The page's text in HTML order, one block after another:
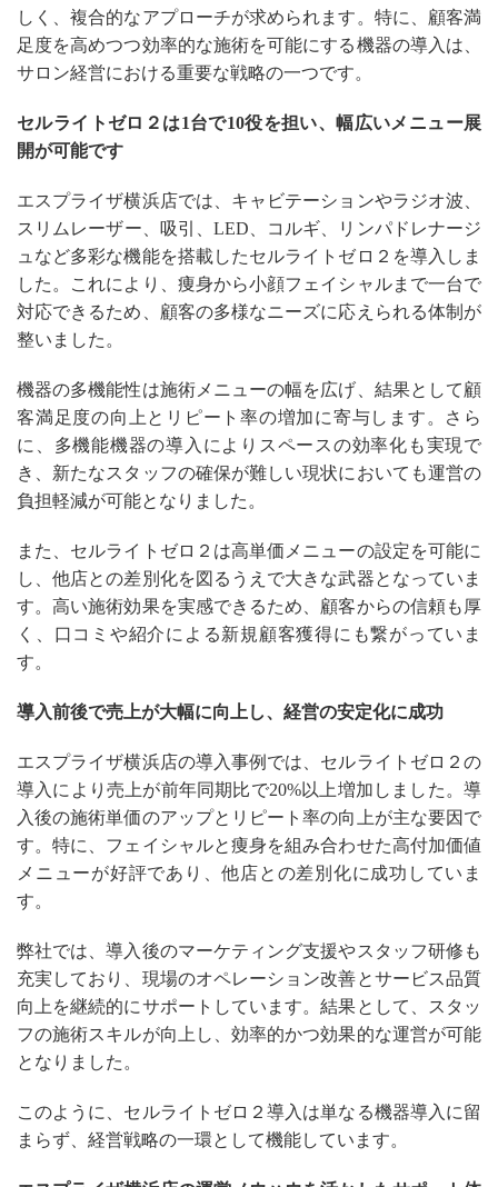
しく、複合的なアプローチが求められます。特に、顧客満
足度を高めつつ効率的な施術を可能にする機器の導入は、
サロン経営における重要な戦略の一つです。
セルライトゼロ２は1台で10役を担い、幅広いメニュー展
開が可能です
エスプライザ横浜店では、キャビテーションやラジオ波、
スリムレーザー、吸引、LED、コルギ、リンパドレナージ
ュなど多彩な機能を搭載したセルライトゼロ２を導入しま
した。これにより、痩身から小顔フェイシャルまで一台で
対応できるため、顧客の多様なニーズに応えられる体制が
整いました。
機器の多機能性は施術メニューの幅を広げ、結果として顧
客満足度の向上とリピート率の増加に寄与します。さら
に、多機能機器の導入によりスペースの効率化も実現で
き、新たなスタッフの確保が難しい現状においても運営の
負担軽減が可能となりました。
また、セルライトゼロ２は高単価メニューの設定を可能に
し、他店との差別化を図るうえで大きな武器となっていま
す。高い施術効果を実感できるため、顧客からの信頼も厚
く、口コミや紹介による新規顧客獲得にも繋がっていま
す。
導入前後で売上が大幅に向上し、経営の安定化に成功
エスプライザ横浜店の導入事例では、セルライトゼロ２の
導入により売上が前年同期比で20%以上増加しました。導
入後の施術単価のアップとリピート率の向上が主な要因で
す。特に、フェイシャルと痩身を組み合わせた高付加価値
メニューが好評であり、他店との差別化に成功していま
す。
弊社では、導入後のマーケティング支援やスタッフ研修も
充実しており、現場のオペレーション改善とサービス品質
向上を継続的にサポートしています。結果として、スタッ
フの施術スキルが向上し、効率的かつ効果的な運営が可能
となりました。
このように、セルライトゼロ２導入は単なる機器導入に留
まらず、経営戦略の一環として機能しています。